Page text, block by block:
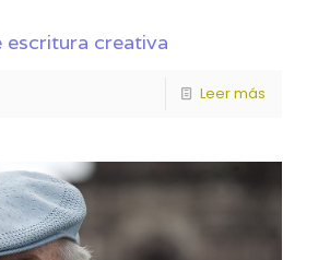
escritura creativa
Leer más